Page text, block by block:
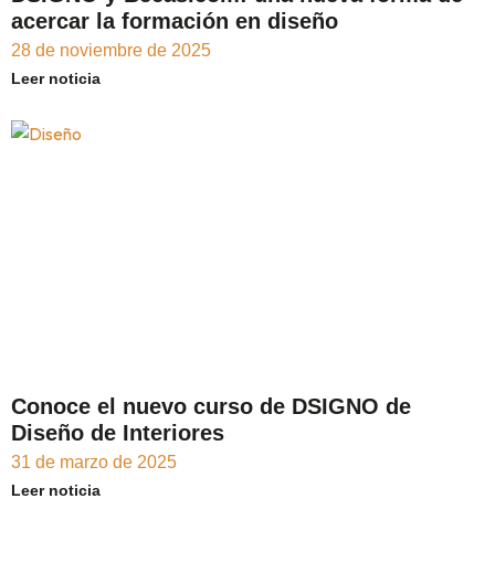
acercar la formación en diseño
28 de noviembre de 2025
Leer noticia
Conoce el nuevo curso de DSIGNO de
Diseño de Interiores
31 de marzo de 2025
Leer noticia